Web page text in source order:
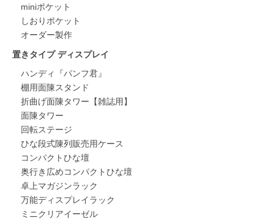
miniポケット
しおりポケット
オーダー製作
置きタイプ ディスプレイ
ハンディ『パンフ君』
棚用面陳スタンド
折曲げ面陳タワー【雑誌用】
面陳タワー
回転ステージ
ひな段式陳列販売用ケース
コンパクトひな壇
奥行き広めコンパクトひな壇
卓上マガジンラック
万能ディスプレイラック
ミニクリアイーゼル